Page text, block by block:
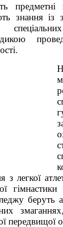
предметні
знання із
з легкої
беруть
передвищої